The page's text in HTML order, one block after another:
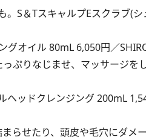
S＆TスキャルプEスクラブ(
グオイル 80mL 6,050円／
ぷりなじませ、マッサージを
ッドクレンジング 200mL
らせたり、頭皮や毛穴にダメ